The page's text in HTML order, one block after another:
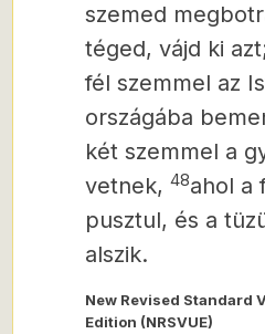
szemed
téged, vájd ki
fél szemmel az
országába
két szemmel a
vetnek, 48ahol a
pusztul, és a
alszik.
New Revised Standard
Edition (NRSVUE)